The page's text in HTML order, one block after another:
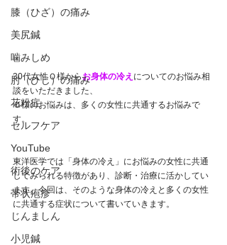
膝（ひざ）の痛み
美尻鍼
噛みしめ
肘（ひじ）の痛み
花粉症
セルフケア
YouTube
術後のケア
帯状疱疹
じんましん
小児鍼
30代女性Ｏ様からお身体の冷え についてのお悩み相
談をいただきました、
Ｏ様のお悩みは、多くの女性に共通するお悩みで
す。
東洋医学では「身体の冷え」にお悩みの女性に共通
してみられる特徴があり、診断・治療に活かしてい
ます。今回は、そのような身体の冷えと多くの女性
に共通する症状について書いていきます。